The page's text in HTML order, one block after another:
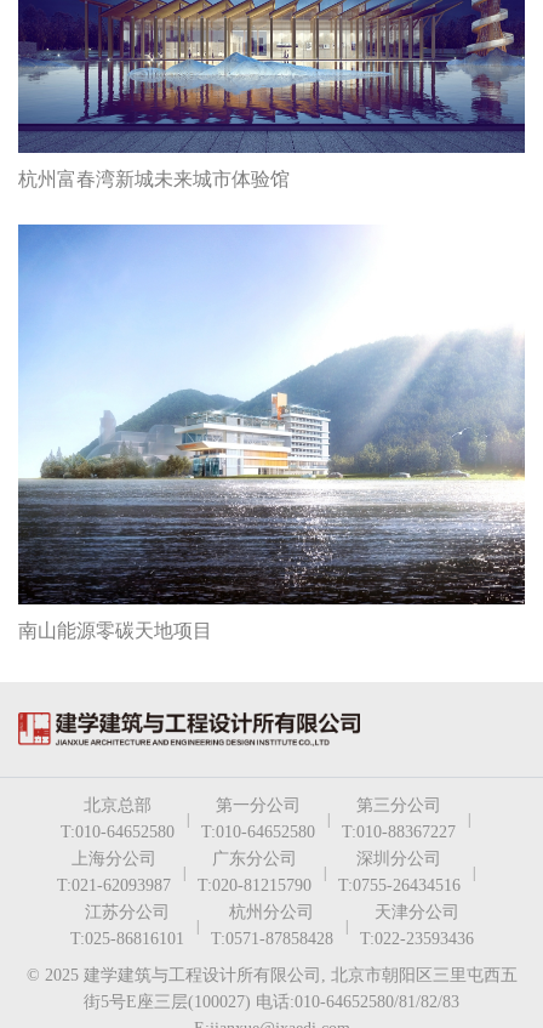
杭州富春湾新城未来城市体验馆
南山能源零碳天地项目
北京总部
T:010-64652580
|
第一分公司
T:010-64652580
|
第三分公司
T:010-88367227
|
上海分公司
T:021-62093987
|
广东分公司
T:020-81215790
|
深圳分公司
T:0755-26434516
|
江苏分公司
T:025-86816101
|
杭州分公司
T:0571-87858428
|
天津分公司
T:022-23593436
© 2025 建学建筑与工程设计所有限公司, 北京市朝阳区三里屯西五
街5号E座三层(100027) 电话:010-64652580/81/82/83